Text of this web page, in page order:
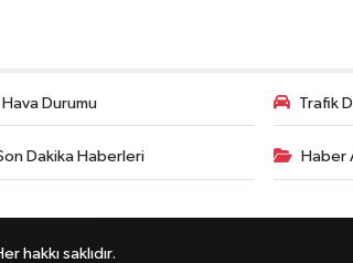
Hava Durumu Trafik
Dakika Haberleri Haber
hakkı saklıdır.